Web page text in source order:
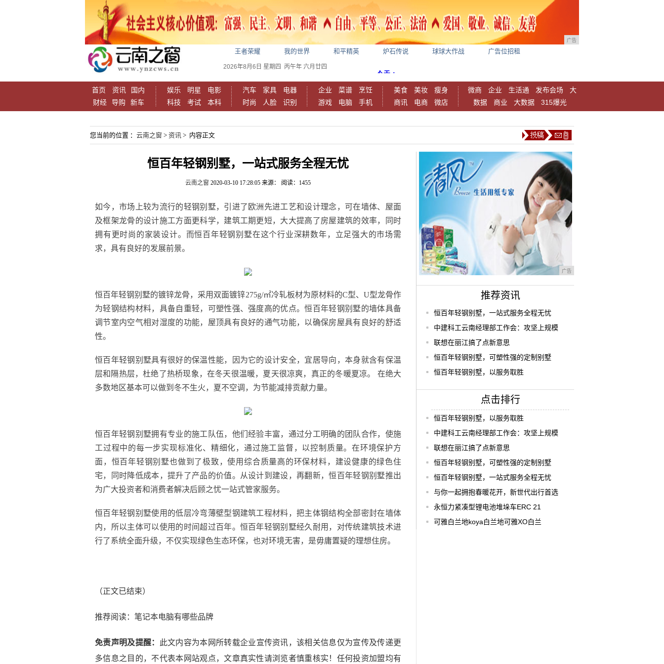
广告
王者荣耀 我的世界 和平精英 炉石传说 球球大作战 广告位招租
2026年8月6日 星期四 丙午年 六月廿四
首页 资讯
国内
财经
导购 新车
娱乐 明星
电影
科技
考试 本科
汽车 家具
电器
时尚
人脸 识别
企业 菜谱
烹饪
游戏
电脑 手机
美食 美妆
瘦身
商讯
电商 微店
微商 企业 生活通 发布会场
大
数据
商业 大数据 315爆光
您当前的位置 ： 云南之窗 > 资讯 > 内容正文
恒百年轻钢别墅，一站式服务全程无忧
云南之窗 2020-03-10 17:28:05 来源： 阅读：1455
如今，市场上较为流行的轻钢别墅，引进了欧洲先进工艺和设计理念，可在墙体、屋面
及框架龙骨的设计施工方面更科学，建筑工期更短，大大提高了房屋建筑的效率，同时
拥有更时尚的家装设计。而恒百年轻钢别墅在这个行业深耕数年，立足强大的市场需
求，具有良好的发展前景。
恒百年轻钢别墅的镀锌龙骨，采用双面镀锌275g/㎡冷轧板材为原材料的C型、U型龙骨作
为轻钢结构材料，具备自重轻，可塑性强、强度高的优点。恒百年轻钢别墅的墙体具备
调节室内空气相对湿度的功能，屋顶具有良好的通气功能，以确保房屋具有良好的舒适
性。
恒百年轻钢别墅具有很好的保温性能，因为它的设计安全，宜居导向，本身就含有保温
层和隔热层，杜绝了热桥现象，在冬天很温暖，夏天很凉爽，真正的冬暖夏凉。 在绝大
多数地区基本可以做到冬不生火，夏不空调，为节能减排贡献力量。
恒百年轻钢别墅拥有专业的施工队伍，他们经验丰富，通过分工明确的团队合作，使施
工过程中的每一步实现标准化、精细化，通过施工监督，以控制质量。在环境保护方
面，恒百年轻钢别墅也做到了极致，使用综合质量高的环保材料，建设健康的绿色住
宅，同时降低成本，提升了产品的价值。从设计到建设，再翻新，恒百年轻钢别墅推出
为广大投资者和消费者解决后顾之忧一站式管家服务。
恒百年轻钢别墅使用的低层冷弯薄壁型钢建筑工程材料，把主体钢结构全部密封在墙体
内，所以主体可以使用的时间超过百年。恒百年轻钢别墅经久耐用，对传统建筑技术进
行了系统全面升级，不仅实现绿色生态环保，也对环境无害，是毋庸置疑的理想住房。
（正文已结束）
推荐阅读： 笔记本电脑有哪些品牌
免责声明及提醒：
此文内容为本网所转载企业宣传资讯，该相关信息仅为宣传及传递更
多信息之目的，不代表本网站观点，文章真实性请浏览者慎重核实！任何投资加盟均有
广告
推荐资讯
恒百年轻钢别墅，一站式服务全程无忧
中建科工云南经理部工作会：攻坚上规模
联想在丽江搞了点新意思
恒百年轻钢别墅，可塑性强的定制别墅
恒百年轻钢别墅，以服务取胜
点击排行
恒百年轻钢别墅，以服务取胜
中建科工云南经理部工作会：攻坚上规模
联想在丽江搞了点新意思
恒百年轻钢别墅，可塑性强的定制别墅
恒百年轻钢别墅，一站式服务全程无忧
与你一起拥抱春暖花开，新世代出行首选
永恒力紧凑型锂电池堆垛车ERC 21
可雅白兰地koya白兰地可雅XO白兰